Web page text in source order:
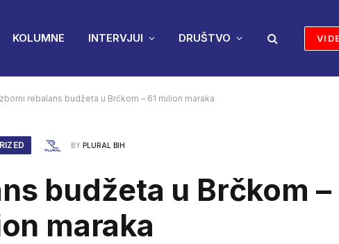
KOLUMNE INTERVJUI DRUŠTVO
rebalans budžeta u Brčkom – 61 milion maraka
BY PLURAL BIH
budžeta u Brčkom –
maraka